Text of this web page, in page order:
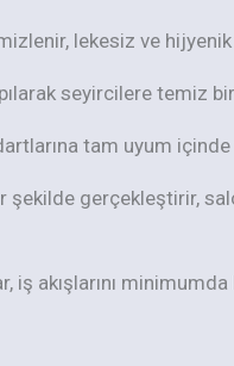
lekesiz ve
seyircilere temiz
tam uyum
gerçekleştirir,
iş akışlarını